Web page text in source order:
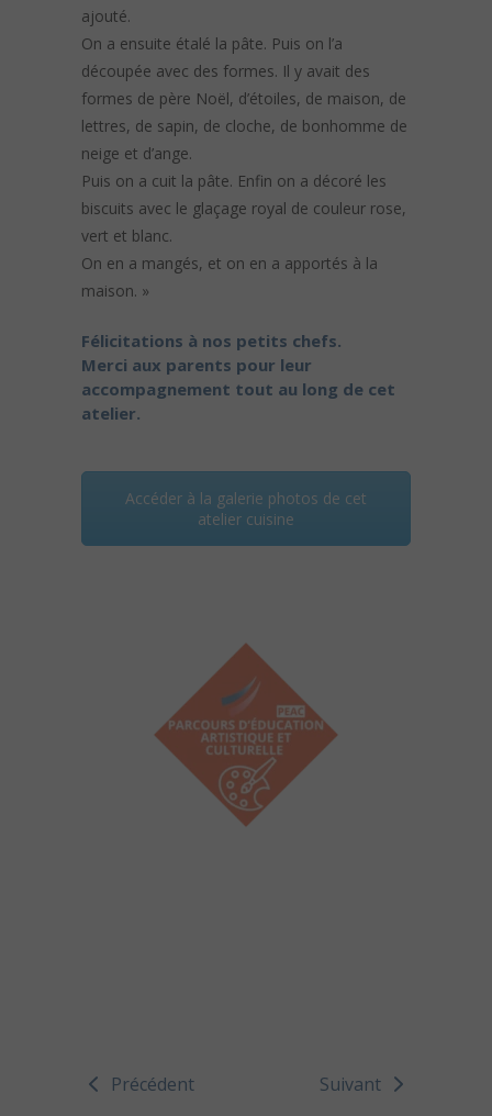
ajouté.
On a ensuite étalé la pâte. Puis on l’a
découpée avec des formes. Il y avait des
formes de père Noël, d’étoiles, de maison, de
lettres, de sapin, de cloche, de bonhomme de
neige et d’ange.
Puis on a cuit la pâte. Enfin on a décoré les
biscuits avec le glaçage royal de couleur rose,
vert et blanc.
On en a mangés, et on en a apportés à la
maison. »
Félicitations à nos petits chefs.
Merci aux parents pour leur
accompagnement tout au long de cet
atelier.
Accéder à la galerie photos de cet
atelier cuisine
Précédent Suivant